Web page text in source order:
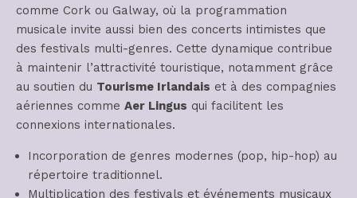
comme Cork ou Galway, où la programmation
musicale invite aussi bien des concerts intimistes que
des festivals multi-genres. Cette dynamique contribue
à maintenir l’attractivité touristique, notamment grâce
au soutien du Tourisme Irlandais et à des compagnies
aériennes comme Aer Lingus qui facilitent les
connexions internationales.
Incorporation de genres modernes (pop, hip-hop) au
répertoire traditionnel.
Multiplication des festivals et événements musicaux